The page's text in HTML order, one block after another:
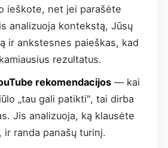
ieškote, net jei parašėte
analizuoja kontekstą, Jūsų
ir ankstesnes paieškas, kad
rezultatus.
rekomendacijos — kai
„tau gali patikti", tai dirba
Jis analizuoja, ką klausėte
ir randa panašų turinį.